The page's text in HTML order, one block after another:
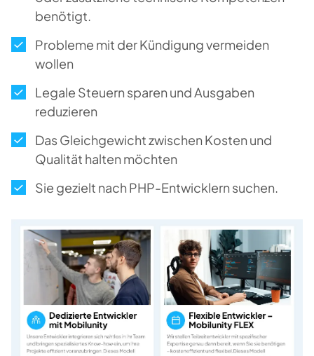
benötigt.
Probleme mit der Kündigung vermeiden
wollen
Legale Steuern sparen und Ausgaben
reduzieren
Das Gleichgewicht zwischen Kosten und
Qualität halten möchten
Sie gezielt nach PHP-Entwicklern suchen.